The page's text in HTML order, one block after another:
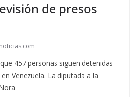
de presos
457 personas siguen detenidas
Venezuela. La diputada a la